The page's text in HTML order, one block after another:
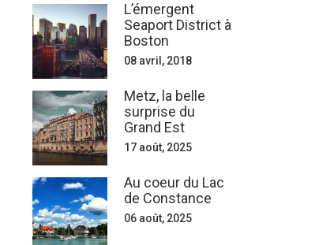
L’émergent
Seaport District à
Boston
08 avril, 2018
Metz, la belle
surprise du
Grand Est
17 août, 2025
Au coeur du Lac
de Constance
06 août, 2025